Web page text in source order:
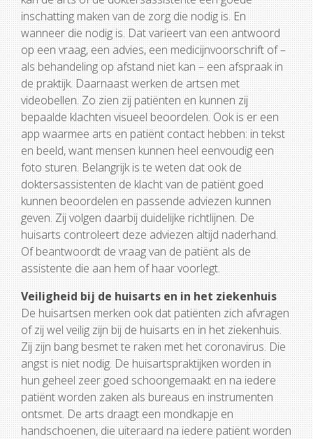
inschatting maken van de zorg die nodig is. En
wanneer die nodig is. Dat varieert van een antwoord
op een vraag, een advies, een medicijnvoorschrift of –
als behandeling op afstand niet kan – een afspraak in
de praktijk. Daarnaast werken de artsen met
videobellen. Zo zien zij patiënten en kunnen zij
bepaalde klachten visueel beoordelen. Ook is er een
app waarmee arts en patiënt contact hebben: in tekst
en beeld, want mensen kunnen heel eenvoudig een
foto sturen. Belangrijk is te weten dat ook de
doktersassistenten de klacht van de patiënt goed
kunnen beoordelen en passende adviezen kunnen
geven. Zij volgen daarbij duidelijke richtlijnen. De
huisarts controleert deze adviezen altijd naderhand.
Of beantwoordt de vraag van de patiënt als de
assistente die aan hem of haar voorlegt.
Veiligheid bij de huisarts en in het ziekenhuis
De huisartsen merken ook dat patiënten zich afvragen
of zij wel veilig zijn bij de huisarts en in het ziekenhuis.
Zij zijn bang besmet te raken met het coronavirus. Die
angst is niet nodig. De huisartspraktijken worden in
hun geheel zeer goed schoongemaakt en na iedere
patiënt worden zaken als bureaus en instrumenten
ontsmet. De arts draagt een mondkapje en
handschoenen, die uiteraard na iedere patiënt worden